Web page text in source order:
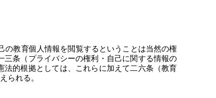
教育個人情報を閲覧するということは当然の権
条（プライバシーの権利・自己に関する情報の
的根拠としては、これらに加えて二六条（教育
られる。